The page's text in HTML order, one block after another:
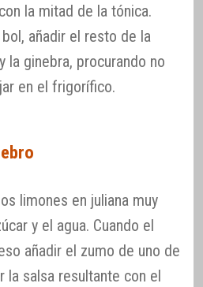
la mitad de la tónica.
añadir el resto de la
la ginebra, procurando no
en el frigorífico.
limones en juliana muy
y el agua. Cuando el
añadir el zumo de uno de
la salsa resultante con el